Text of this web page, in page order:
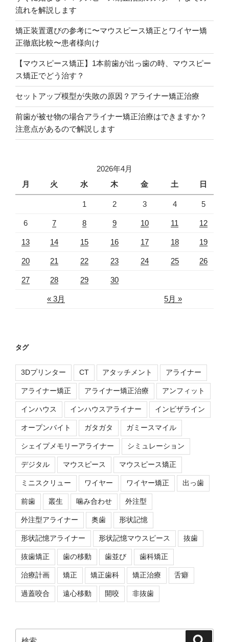
流れを解説します
矯正装置選びの参考に〜マウスピース矯正とワイヤー矯
正徹底比較〜患者様向け
【マウスピース矯正】1本前歯が出っ歯の時、マウスピー
ス矯正でどう治す？
セットアップ模型が失敗の原因？アライナー矯正治療
前歯が被せ物の場合アライナー矯正治療はできますか？
注意点があるので解説します
2026年4月
月
火 水 木 金 土 日
« 3月 5月 »
1 2 3 4 5
6 7 8 9 10 11 12
13 14 15 16 17 18 19
20 21 22 23 24 25 26
27 28 29 30
タグ
3Dプリンター CT アタッチメント アライナー
アライナー矯正 アライナー矯正治療 アンフィット
インハウス インハウスアライナー インビザライン
オープンバイト ガタガタ ガミースマイル
シェイプメモリーアライナー シミュレーション
デジタル マウスピース マウスピース矯正
ミニスクリュー ワイヤー ワイヤー矯正 出っ歯
前歯 叢生 噛み合わせ 外注型
外注型アライナー 奥歯 形状記憶
形状記憶アライナー 形状記憶マウスピース 抜歯
抜歯矯正 歯の移動 歯並び 歯科矯正
治療計画 矯正 矯正歯科 矯正治療 舌癖
過蓋咬合 遠心移動 開咬 非抜歯